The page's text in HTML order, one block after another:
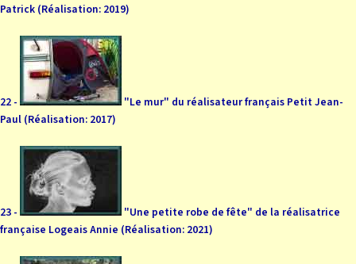
Patrick (Réalisation: 2019)
22 -
"Le mur" du réalisateur français Petit Jean-
Paul (Réalisation: 2017)
23 -
"Une petite robe de fête" de la réalisatrice
française Logeais Annie (Réalisation: 2021)